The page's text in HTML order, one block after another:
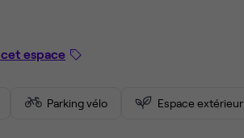
espace
Parking vélo Espace extérieur